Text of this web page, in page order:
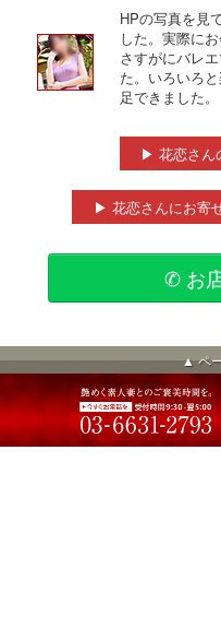
HPの写真を見
した。実際に
さすがにバレ
た。いろいろ
足できました。
▶ 花恋さん
▶ 花恋さんにお寄
✆ お
▲ ペ